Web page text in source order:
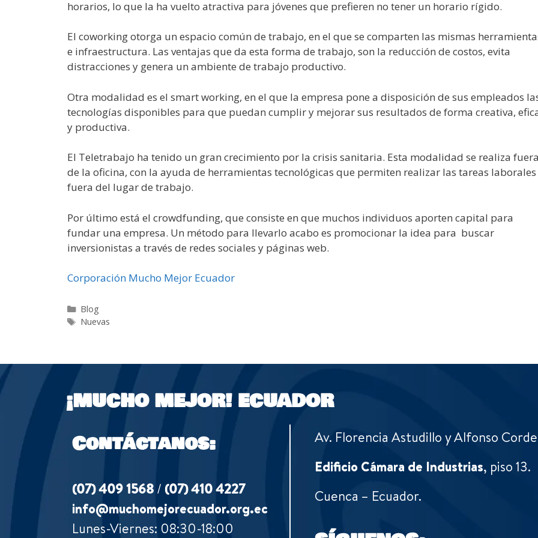
horarios, lo que la ha vuelto atractiva para jóvenes que prefieren no tener un horario rígido.
El coworking otorga un espacio común de trabajo, en el que se comparten las mismas
e infraestructura. Las ventajas que da esta forma de trabajo, son la reducción de costos, evita
distracciones y genera un ambiente de trabajo productivo.
Otra modalidad es el smart working, en el que la empresa pone a disposición de sus empleados
tecnologías disponibles para que puedan cumplir y mejorar sus resultados de forma creativa,
y productiva.
El Teletrabajo ha tenido un gran crecimiento por la crisis sanitaria. Esta modalidad se realiza fuera
de la oficina, con la ayuda de herramientas tecnológicas que permiten realizar las tareas laborales
fuera del lugar de trabajo.
Por último está el crowdfunding, que consiste en que muchos individuos aporten capital para
fundar una empresa. Un método para llevarlo acabo es promocionar la idea para buscar
inversionistas a través de redes sociales y páginas web.
Corporación Mucho Mejor Ecuador
Blog
Nuevas
¡MUCHO MEJOR! ECUADOR
Contáctanos:
(07) 409 1568 / (07) 410 4227
info@muchomejorecuador.org.ec
Lunes-Viernes: 08:30-18:00
Av. Florencia Astudillo y Alfonso
Edificio Cámara de Industrias, piso 13.
Cuenca – Ecuador.